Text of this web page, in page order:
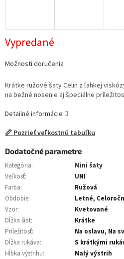
Vypredané
Možnosti doručenia
Krátke ružové šaty Celin z ľahkej
na bežné nosenie aj špeciálne
Detailné informácie
📏 Pozrieť veľkostnú tabuľku
Dodatočné parametre
Kategória:
Mini šaty
Veľkosť:
UNI
Farba:
Ružová
Obdobie:
Letné,
Vzor:
Kvetované
Dĺžka šiat:
Krátke
Príležitosť:
Na oslavu, Na
Dĺžka rukáva:
S krátkými
Hĺbka výstrihu:
Malý výstrih